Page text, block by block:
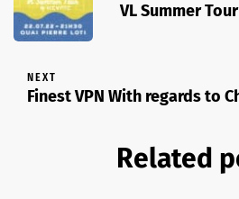
VL Summer
NEXT
Finest VPN With regards to
Related